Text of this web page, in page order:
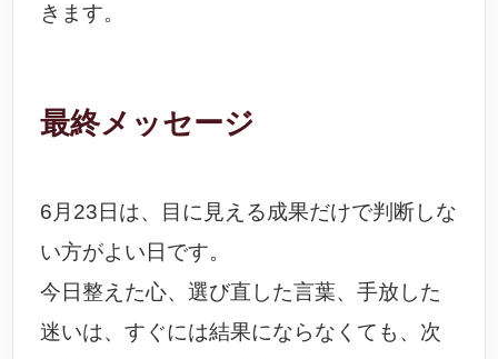
きます。
最終メッセージ
6月23日は、目に見える成果だけで判断しな
い方がよい日です。
今日整えた心、選び直した言葉、手放した
迷いは、すぐには結果にならなくても、次